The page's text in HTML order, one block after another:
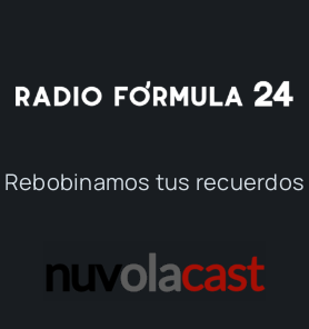
Rebobinamos tus recuerdos